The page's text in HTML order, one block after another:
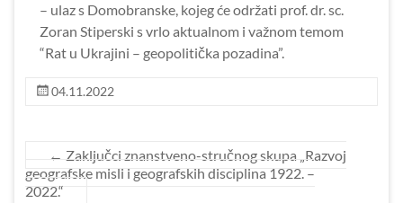
– ulaz s Domobranske, kojeg će održati prof. dr. sc.
Zoran Stiperski s vrlo aktualnom i važnom temom
“Rat u Ukrajini – geopolitička pozadina”.
04.11.2022
← Zaključci znanstveno-stručnog skupa „Razvoj
geografske misli i geografskih disciplina 1922. –
2022.“